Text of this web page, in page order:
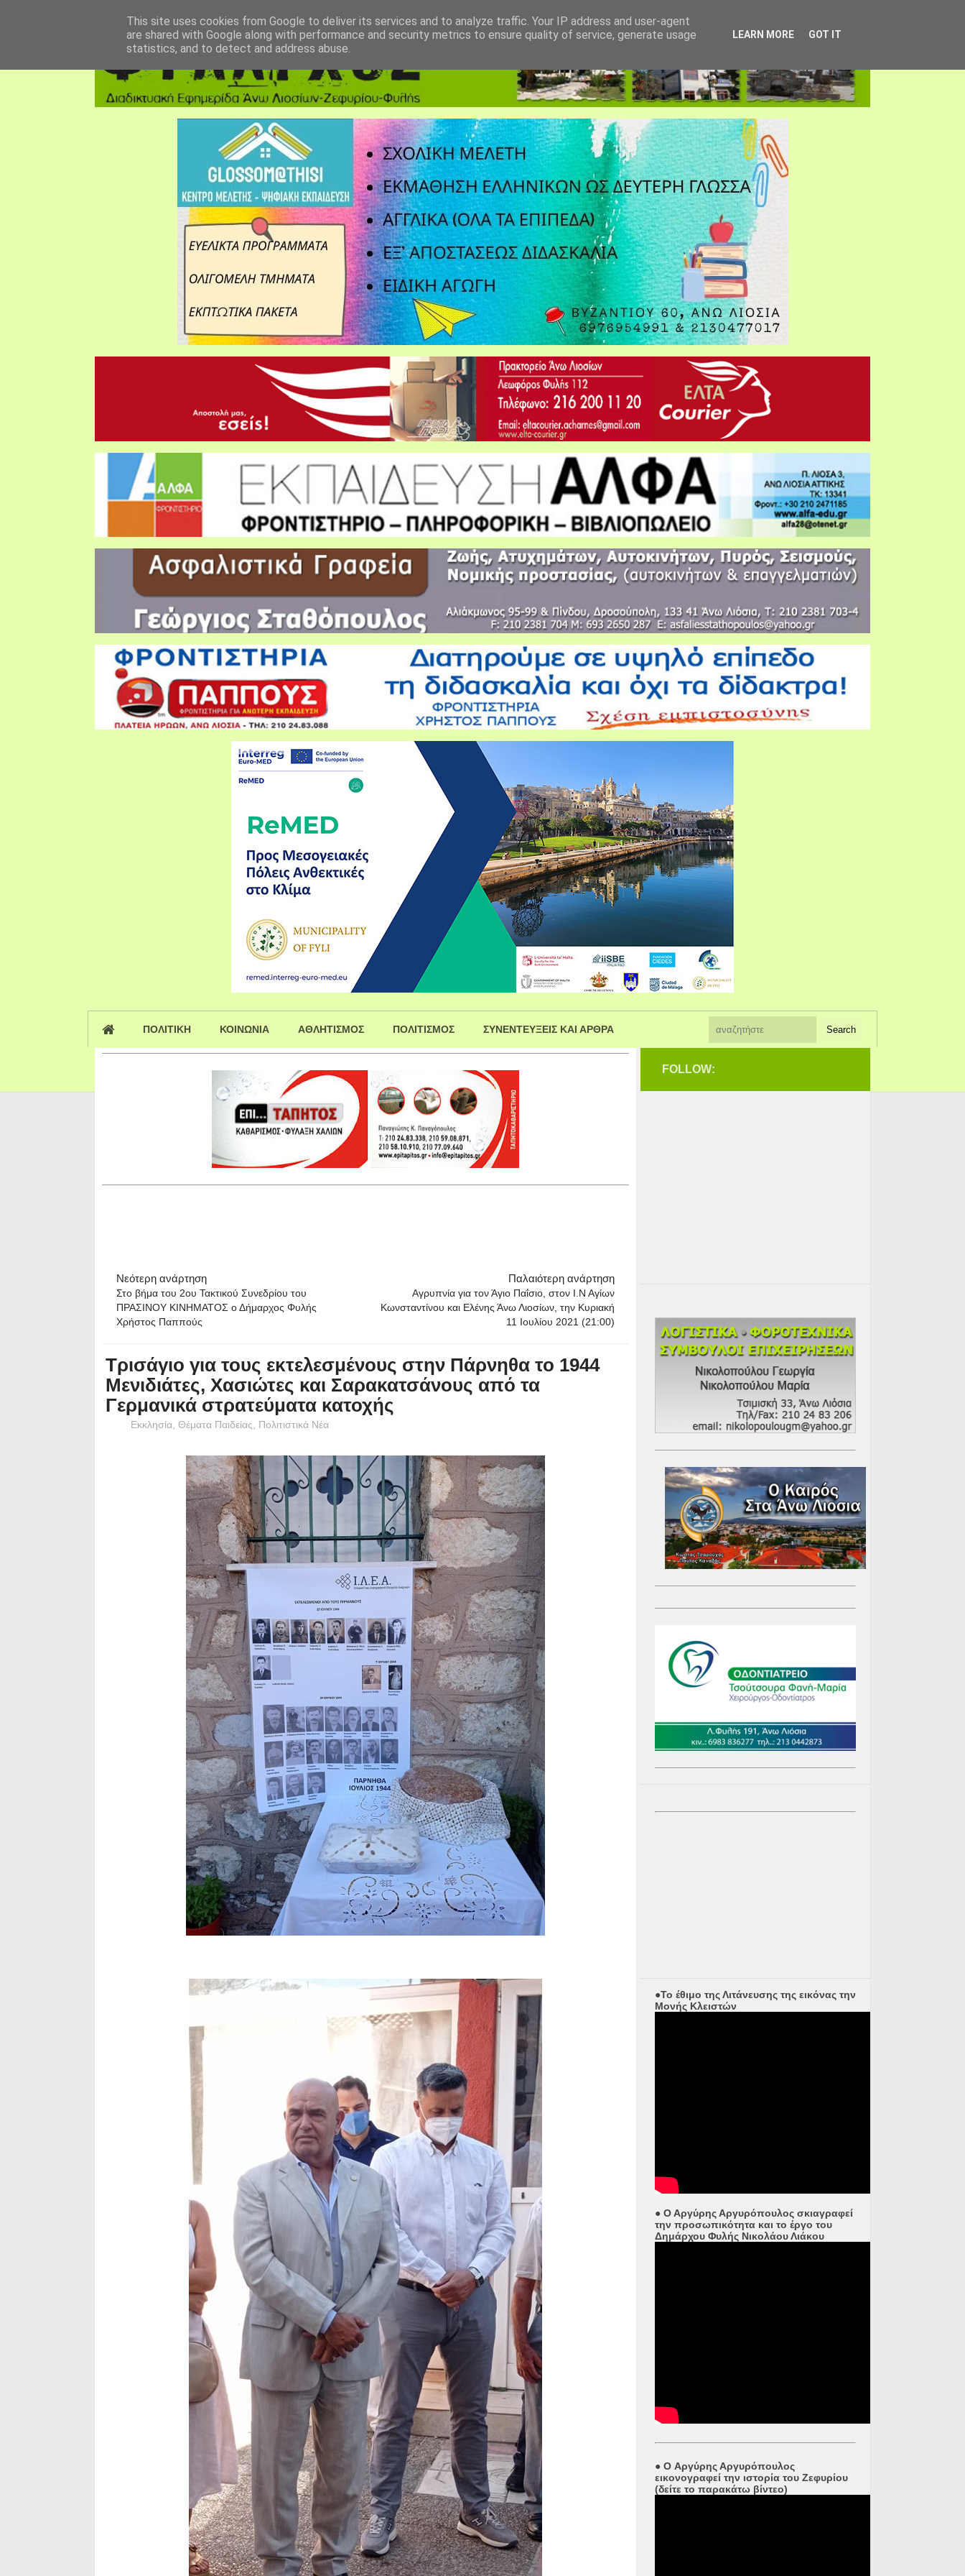
ΠΟΛΙΤΙΚΗ ΚΟΙΝΩΝΙΑ ΑΘΛΗΤΙΣΜΟΣ ΠΟΛΙΤΙΣΜΟΣ ΣΥΝΕΝΤΕΥΞΕΙΣ ΚΑΙ ΑΡΘΡΑ
Νεότερη ανάρτηση
Στο βήμα του 2ου Τακτικού Συνεδρίου του
ΠΡΑΣΙΝΟΥ ΚΙΝΗΜΑΤΟΣ ο Δήμαρχος Φυλής
Χρήστος Παππούς
Παλαιότερη ανάρτηση
Αγρυπνία για τον Άγιο Παΐσιο, στον Ι.Ν Αγίων
Κωνσταντίνου και Ελένης Άνω Λιοσίων, την Κυριακή
11 Ιουλίου 2021 (21:00)
Τρισάγιο για τους εκτελεσμένους στην Πάρνηθα το 1944
Μενιδιάτες, Χασιώτες και Σαρακατσάνους από τα
Γερμανικά στρατεύματα κατοχής
Εκκλησία Θέματα Παιδείας Πολιτιστικά Νέα
FOLLOW:
●Το έθιμο της Λιτάνευσης της εικόνας την
Μονής Κλειστών
● Ο Αργύρης Αργυρόπουλος σκιαγραφεί
την προσωπικότητα και το έργο του
Δημάρχου Φυλής Νικολάου Λιάκου
● O Αργύρης Αργυρόπουλος
εικονογραφεί την ιστορία του Ζεφυρίου
(δείτε το παρακάτω βίντεο)
This site uses cookies from Google to deliver its services and to analyze traffic. Your IP address and user-agent
are shared with Google along with performance and security metrics to ensure quality of service, generate usage
statistics, and to detect and address abuse.
LEARN MORE GOT IT